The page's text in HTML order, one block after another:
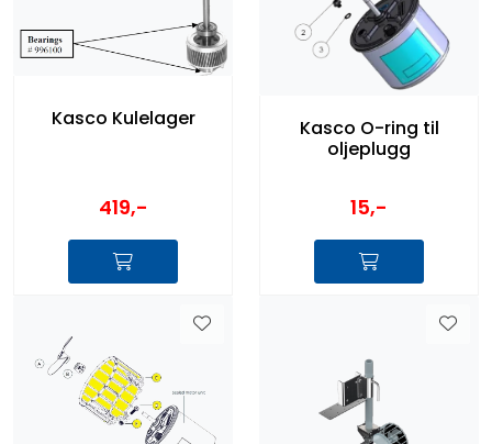
Kasco Kulelager
419,-
Kasco O-ring til
oljeplugg
15,-